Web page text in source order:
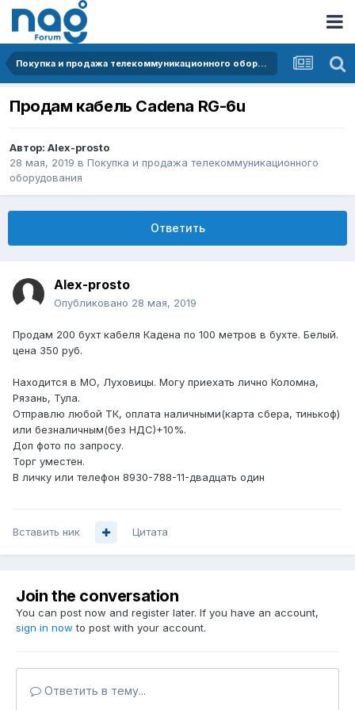
Покупка и продажа телекоммуникационного оборудования
Продам кабель Cadena RG-6u
Автор: Alex-prosto
28 мая, 2019 в Покупка и продажа телекоммуникационного
оборудования
Ответить
Alex-prosto
Опубликовано 28 мая, 2019
Продам 200 бухт кабеля Кадена по 100 метров в бухте. Белый.
цена 350 руб.
Находится в МО, Луховицы. Могу приехать лично Коломна,
Рязань, Тула.
Отправлю любой ТК, оплата наличными(карта сбера, тинькоф)
или безналичным(без НДС)+10%.
Доп фото по запросу.
Торг уместен.
В личку или телефон 8930-788-11-двадцать один
Вставить ник Цитата
Join the conversation
You can post now and register later. If you have an account,
sign in now to post with your account.
Ответить в тему...